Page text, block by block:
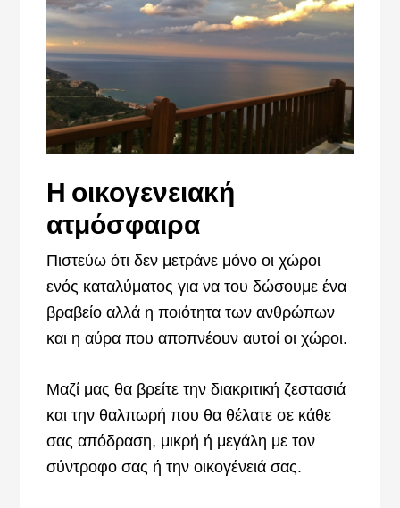
Η οικογενειακή
ατμόσφαιρα
Πιστεύω ότι δεν μετράνε μόνο οι χώροι
ενός καταλύματος για να του δώσουμε ένα
βραβείο αλλά η ποιότητα των ανθρώπων
και η αύρα που αποπνέουν αυτοί οι χώροι.
Μαζί μας θα βρείτε την διακριτική ζεστασιά
και την θαλπωρή που θα θέλατε σε κάθε
σας απόδραση, μικρή ή μεγάλη με τον
σύντροφο σας ή την οικογένειά σας.